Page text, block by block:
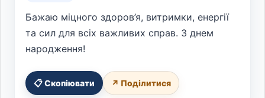
Бажаю міцного здоров’я, витримки, енергії
та сил для всіх важливих справ. З днем
народження!
📋 Скопіювати ↗ Поділитися